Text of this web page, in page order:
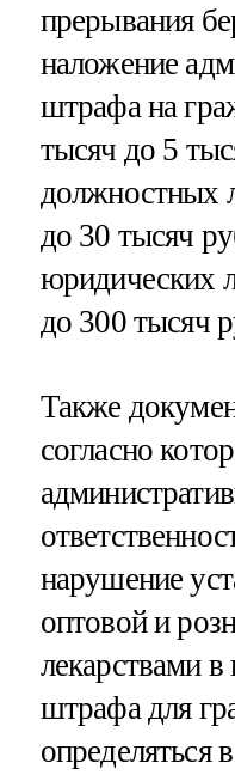
прерывания
наложение
штрафа на
тысяч до 5
должностных
до 30 тысяч
юридических
до 300 тысяч
Также
согласно
нарушение
оптовой и
лекарствами
штрафа для
определяться